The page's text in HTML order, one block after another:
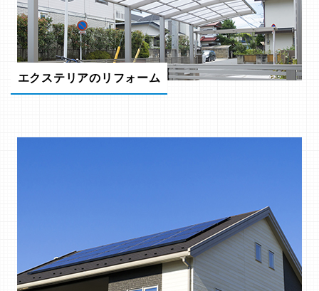
エクステリアのリフォーム